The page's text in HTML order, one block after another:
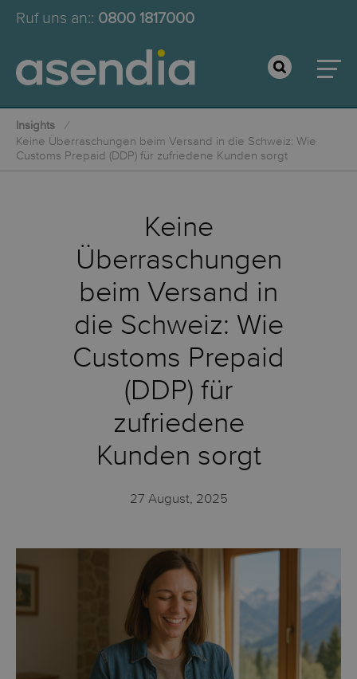
Ruf uns an:: 0800 1817000
Insights
Keine Überraschungen beim Versand in die Schweiz: Wie
Customs Prepaid (DDP) für zufriedene Kunden sorgt
Keine
Überraschungen
beim Versand in
die Schweiz: Wie
Customs Prepaid
(DDP) für
zufriedene
Kunden sorgt
27 August, 2025